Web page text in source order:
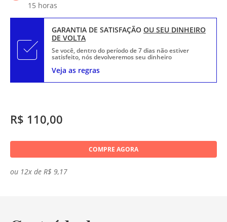
R$ 110,00
COMPRE AGORA
ou 12x de R$ 9,17
15 horas
GARANTIA DE SATISFAÇÃO OU SEU DINHEIRO
DE VOLTA
Se você, dentro do período de 7 dias não estiver
satisfeito, nós devolveremos seu dinheiro
Veja as regras